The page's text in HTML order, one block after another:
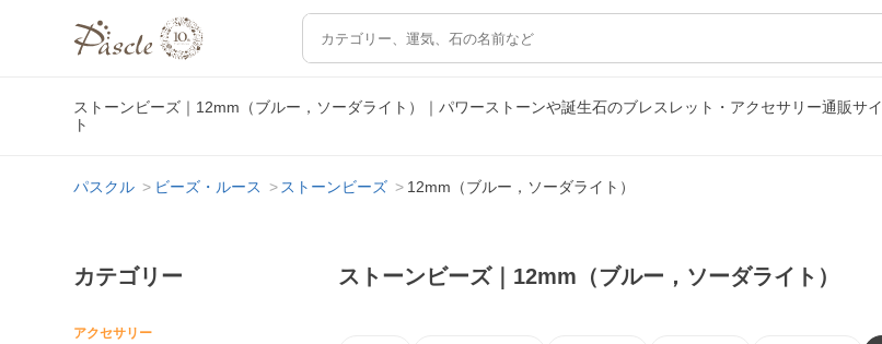
ストーンビーズ｜12mm（ブルー，ソーダライト）｜パワーストーンや誕生石のブレスレット・アクセサリー通販サイ
ト
パスクル ビーズ・ルース ストーンビーズ 12mm（ブルー，ソーダライト）
カテゴリー
アクセサリー
ストーンビーズ｜12mm（ブルー，ソーダライト）